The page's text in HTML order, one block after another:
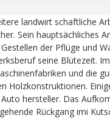
landwirt schaftliche
Sein hauptsächliches
der Pflüge und
seine Blütezeit.
und die
Holzkonstruktionen.
hersteller. Das
Rückgang imi